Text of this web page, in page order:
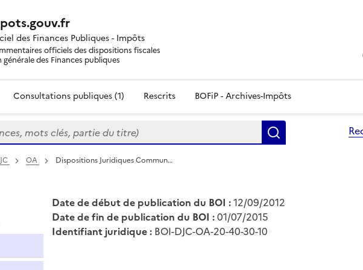
des Finances Publiques - Impôts
officiels des dispositions fiscales
des Finances publiques
Consultations publiques (1) Rescrits BOFiP - Archives-Impôts
mots clés, partie du titre)
OA Dispositions Juridiques Commun…
Date de début de publication du BOI :12/09/2012
Date de fin de publication du BOI :01/07/2015
Identifiant juridique : BOI-DJC-OA-20-40-30-10